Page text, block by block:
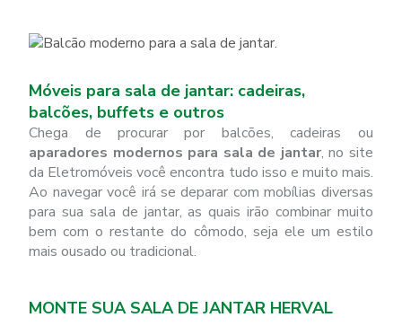
Móveis para sala de jantar: cadeiras,
balcões, buffets e outros
Chega de procurar por balcões, cadeiras ou
aparadores modernos para sala de jantar, no site
da Eletromóveis você encontra tudo isso e muito mais.
Ao navegar você irá se deparar com mobílias diversas
para sua sala de jantar, as quais irão combinar muito
bem com o restante do cômodo, seja ele um estilo
mais ousado ou tradicional.
MONTE SUA SALA DE JANTAR HERVAL